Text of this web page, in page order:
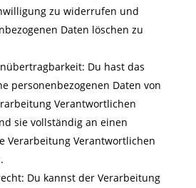
zu widerrufen und
Daten löschen zu
Du hast das
personenbezogenen Daten von
Verantwortlichen
sie vollständig an einen
Verarbeitung Verantwortlichen
Du kannst der Verarbeitung